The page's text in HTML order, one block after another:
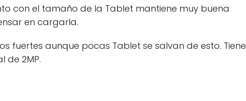
con el tamaño de la Tablet mantiene muy buena
en cargarla.
fuertes aunque pocas Tablet se salvan de esto. Tiene
de 2MP.